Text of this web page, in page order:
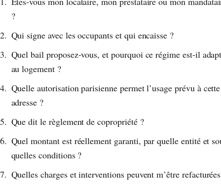
?
Qui signe avec les occupants et qui encaisse ?
Quel bail proposez-vous, et pourquoi ce régime est-il
au logement ?
Quelle autorisation parisienne permet l’usage prévu à cette
adresse ?
Que dit le règlement de copropriété ?
Quel montant est réellement garanti, par quelle entité et
quelles conditions ?
Quelles charges et interventions peuvent m’être